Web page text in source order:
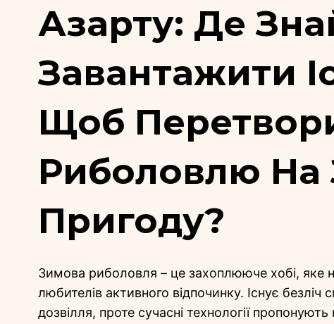
Азарту: Де
Завантажити
Щоб
Риболовлю На
Пригоду?
Зимова риболовля – це захоплююче хобі, яке
любителів активного відпочинку. Існує
дозвілля, проте сучасні технології